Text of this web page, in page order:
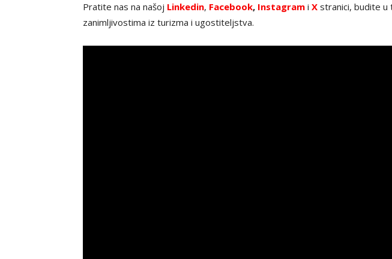
Pratite nas na našoj Linkedin, Facebook, Instagram i X stranici, budite u
zanimljivostima iz turizma i ugostiteljstva.